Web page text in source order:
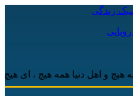
و اهل دنیا همه هیچ ، ‌ای هیچ